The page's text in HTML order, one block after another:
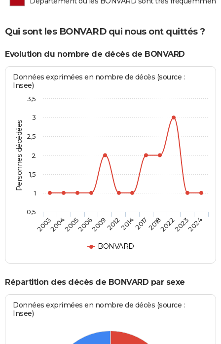
Qui sont les BONVARD qui nous ont quittés ?
Evolution du nombre de décès de BONVARD
Personnes décédées
Données exprimées en nombre de décès (source :
Insee)
BONVARD
200320042005200620092012201420172018202220232024
0,5
1
1,5
2
2,5
3
3,5
Répartition des décès de BONVARD par sexe
Données exprimées en nombre de décès (source :
Insee)